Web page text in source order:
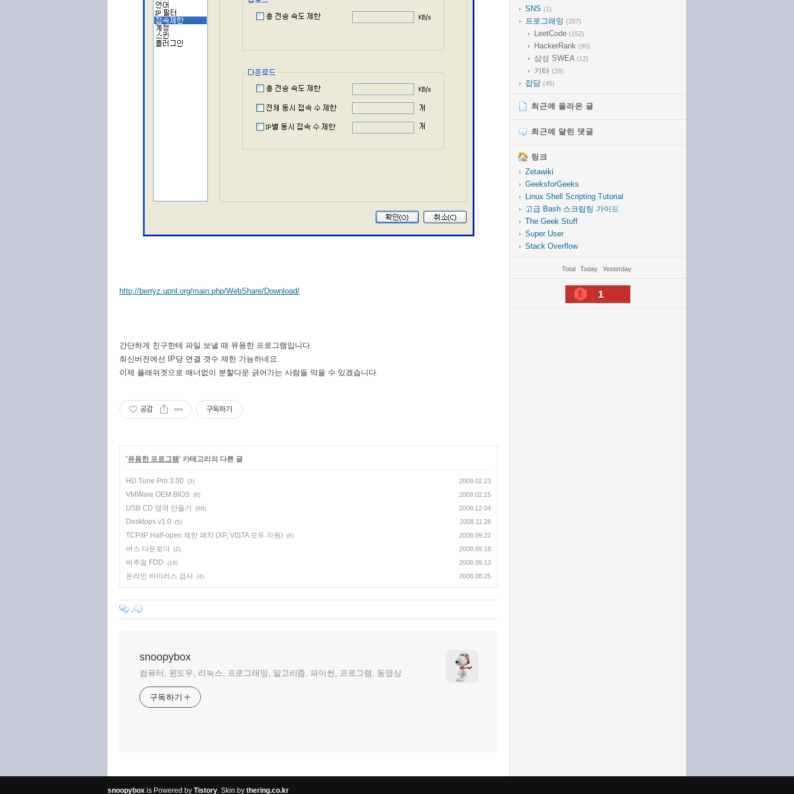
http://berryz.upnl.org/main.php/WebShare/Download/
간단하게 친구한테 파일 보낼 때 유용한 프로그램입니다.
최신버전에선 IP당 연결 갯수 제한 가능하네요.
이제 플래쉬겟으로 매너없이 분할다운 긁어가는 사람들 막을 수 있겠습니다.
공감 구독하기
'유용한 프로그램' 카테고리의 다른 글
HD Tune Pro 3.00 (3) 2009.02.23
VMWare OEM BIOS (8) 2009.02.15
USB CD 영역 만들기 (88) 2008.12.04
Desktops v1.0 (5) 2008.11.28
TCP/IP Half-open 제한 패치 (XP, VISTA 모두 지원) (8) 2008.09.22
버스 다운로더 (2) 2008.09.18
버추얼 FDD (16) 2008.09.13
온라인 바이러스 검사 (4) 2008.08.25
,
snoopybox
컴퓨터, 윈도우, 리눅스, 프로그래밍, 알고리즘, 파이썬, 프로그램, 동영상
구독하기
SNS (1)
프로그래밍 (287)
LeetCode (152)
HackerRank (95)
삼성 SWEA (12)
기타 (28)
잡담 (45)
최근에 올라온 글
최근에 올라온 글
최근에 달린 댓글
최근에 달린 댓글
링크
링크
Zetawiki
GeeksforGeeks
Linux Shell Scripting Tutorial
고급 Bash 스크립팅 가이드
The Geek Stuff
Super User
Stack Overflow
Total Today Yesterday
1
snoopybox is Powered by Tistory. Skin by thering.co.kr